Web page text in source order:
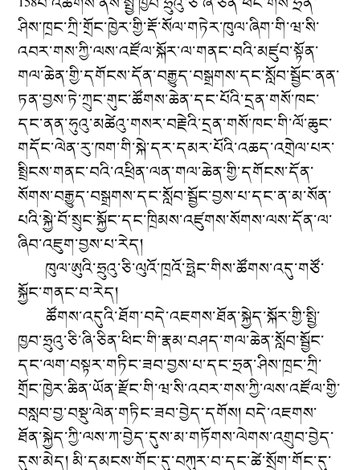
ཤིས་ཁྲང་ཀྲི་གྲོང་ཁྱེར་གྱི་རྡོ་སོལ་གཏེར་ཁུལ་ཞིག་གི་ཝ་སི་
འབར་གས་ཀྱི་ལས་འཛོལ་སྐོར་ལ་གནང་བའི་མཛུབ་སྟོན་
གལ་ཆེན་གྱི་དགོངས་དོན་བརྒྱུད་བསྒྲགས་དང་སློབ་སྦྱོང་ནན་
ཏན་བྱས་ཏེ་ཀྲུང་གུང་ཚོགས་ཆེན་དང་པོའི་དྲན་གསོ་ཁང་
དང་ནན་ཧུའུ་མཚེའུ་གསར་བརྗེའི་དྲན་གསོ་ཁང་གི་ལོ་ཆུང་
གདོང་ལེན་རུ་ཁག་གི་སྐེ་དར་དམར་པོའི་འཆད་འགྲེལ་པར་
སྤྲིངས་གནང་བའི་འཕྲིན་ལན་གལ་ཆེན་གྱི་དགོངས་དོན་
སོགས་བརྒྱུད་བསྒྲགས་དང་སློབ་སྦྱོང་བྱས་པ་དང་ན་མ་སོན་
པའི་སྐྱེ་བོ་སྲུང་སྐྱོང་དང་ཁྲིམས་འཛུགས་སོགས་ལས་དོན་ལ་
ཞིབ་འཇུག་བྱས་པ་རེད།
ཁུལ་ཨུའི་ཧྲུའུ་ཅི་ལུའོ་ཁྲའོ་ཧྥེང་གིས་ཚོགས་འདུ་གཙོ་
སྐྱོང་གནང་བ་རེད།
ཚོགས་འདུའི་ཐོག་བདེ་འཇགས་ཐོན་སྐྱེད་སྐོར་གྱི་སྤྱི་
ཁྱབ་ཧྲུའུ་ཅི་ཞི་ཅིན་ཕིང་གི་རྣམ་བཤད་གལ་ཆེན་སློབ་སྦྱོང་
དང་ལག་བསྟར་གཏིང་ཟབ་བྱས་པ་དང་ཧྲན་ཤིས་ཁྲང་ཀྲི་
གྲོང་ཁྱེར་ཆིན་ཡོན་རྫོང་གི་ཝ་སི་འབར་གས་ཀྱི་ལས་འཛོལ་གྱི་
བསླབ་བྱ་བསྡུ་ལེན་གཏིང་ཟབ་བྱེད་དགོས། བདེ་འཇགས་
ཐོན་སྐྱེད་ཀྱི་ལས་ཀ་བྱེད་དུས་མ་གཏོགས་ལེགས་འགྲུབ་བྱེད་
དུས་མེད།མི་དམངས་གོང་དུ་བཀུར་བ་དང་ཚེ་སྲོག་གོང་དུ་